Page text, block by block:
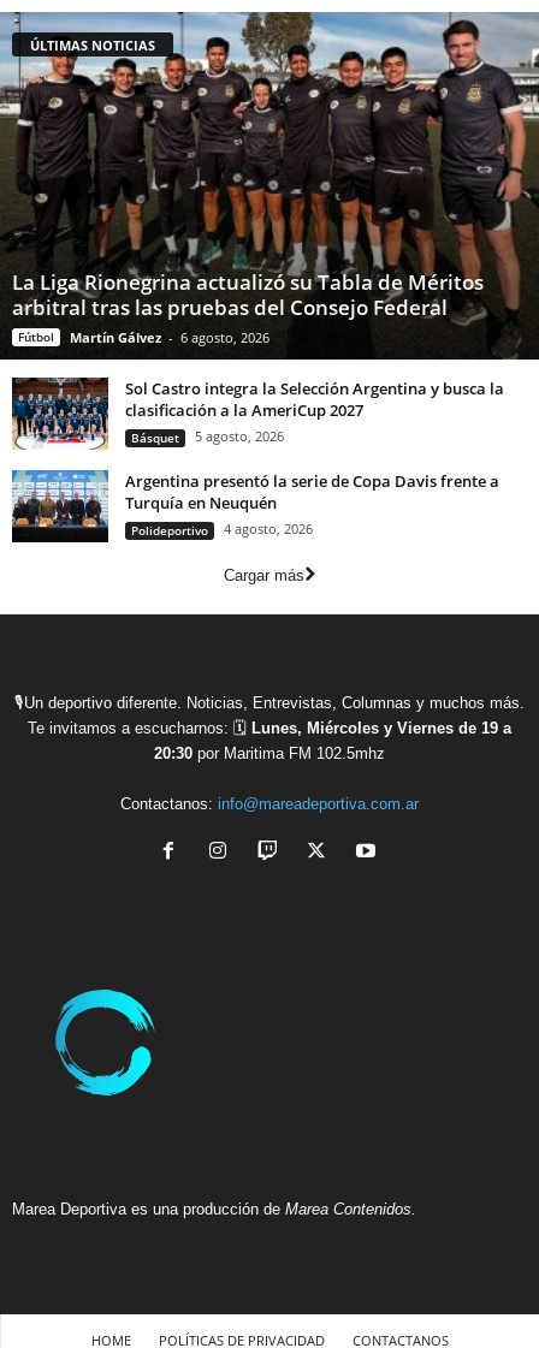
ÚLTIMAS NOTICIAS
La Liga Rionegrina actualizó su Tabla de Méritos
arbitral tras las pruebas del Consejo Federal
Fútbol Martín Gálvez - 6 agosto, 2026
Sol Castro integra la Selección Argentina y busca la
clasificación a la AmeriCup 2027
Básquet 5 agosto, 2026
Argentina presentó la serie de Copa Davis frente a
Turquía en Neuquén
Polideportivo 4 agosto, 2026
Cargar más
🎙Un deportivo diferente. Noticias, Entrevistas, Columnas y muchos más.
Te invitamos a escucharnos: 🗓 Lunes, Miércoles y Viernes de 19 a
20:30 por Maritima FM 102.5mhz
Contactanos: info@mareadeportiva.com.ar
Marea Deportiva es una producción de Marea Contenidos.
HOME POLÍTICAS DE PRIVACIDAD CONTACTANOS